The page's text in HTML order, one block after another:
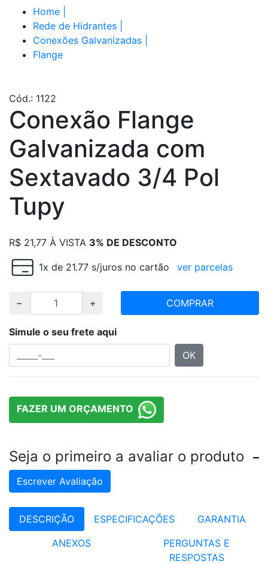
Home
Rede de Hidrantes
Conexões Galvanizadas
Flange
Cód.: 1122
Conexão Flange
Galvanizada com
Sextavado 3/4 Pol
Tupy
R$ 21,77 À VISTA 3% DE DESCONTO
1x de 21.77 s/juros no cartão ver parcelas
COMPRAR
Simule o seu frete aqui
OK
FAZER UM ORÇAMENTO
Seja o primeiro a avaliar o produto
Escrever Avaliação
DESCRIÇÃO ESPECIFICAÇÕES
GARANTIA
ANEXOS
PERGUNTAS E
RESPOSTAS